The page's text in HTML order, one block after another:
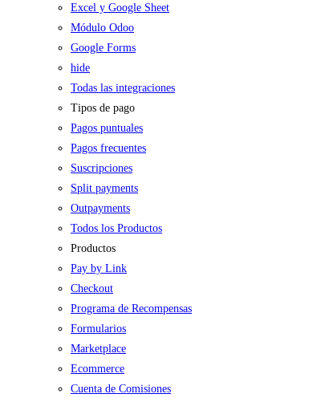
Excel y Google Sheet
Módulo Odoo
Google Forms
hide
Todas las integraciones
Tipos de pago
Pagos puntuales
Pagos frecuentes
Suscripciones
Split payments
Outpayments
Todos los Productos
Productos
Pay by Link
Checkout
Programa de Recompensas
Formularios
Marketplace
Ecommerce
Cuenta de Comisiones